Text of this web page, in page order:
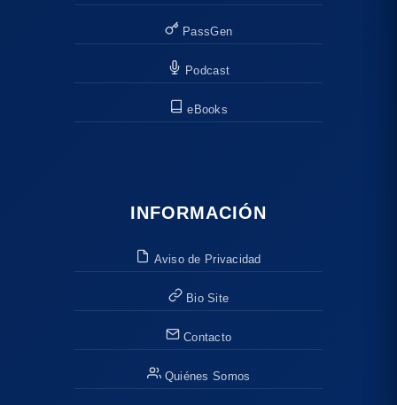
PassGen
Podcast
eBooks
INFORMACIÓN
Aviso de Privacidad
Bio Site
Contacto
Quiénes Somos